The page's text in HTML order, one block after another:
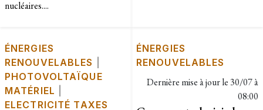
nucléaires....
ÉNERGIES
RENOUVELABLES
PHOTOVOLTAÏQUE
MATÉRIEL
ELECTRICITÉ TAXES
ÉNERGIES
RENOUVELABLES
Dernière mise à jour le 30/07 à
08:00